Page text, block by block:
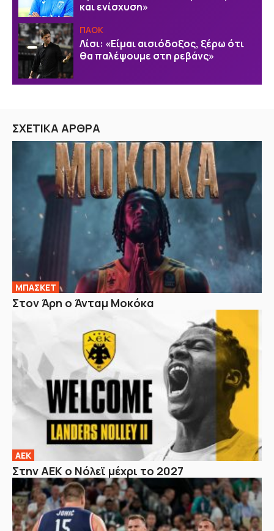
και ενίσχυση»
ΠΑΟΚ
Λίσι: «Είμαι αισιόδοξος, ξέρω ότι
θα παλέψουμε στη ρεβάνς»
ΣΧΕΤΙΚΑ ΑΡΘΡΑ
ΜΠΑΣΚΕΤ
Στον Άρη ο Άνταμ Μοκόκα
ΑΕΚ
Στην ΑΕΚ ο Νόλεϊ μέχρι το 2027